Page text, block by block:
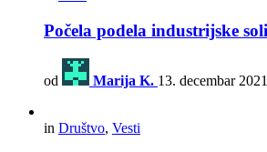
Počela podela industrijske
od Marija K. 13. decembar
in Društvo, Vesti